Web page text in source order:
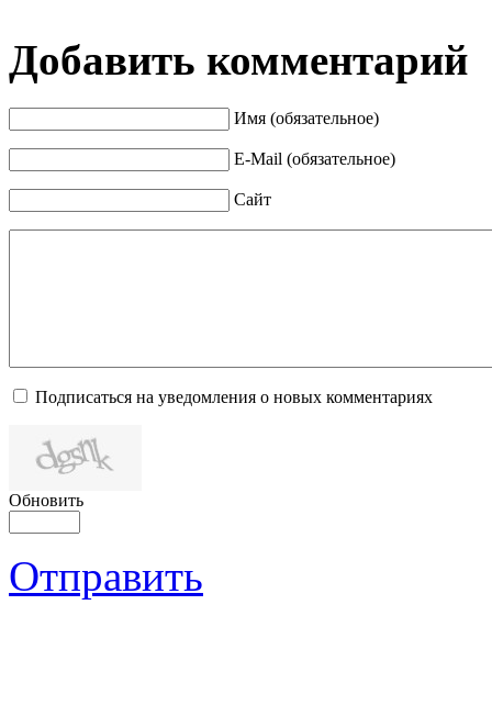
Добавить комментарий
Имя (обязательное)
E-Mail (обязательное)
Сайт
Подписаться на уведомления о новых комментариях
Обновить
Отправить